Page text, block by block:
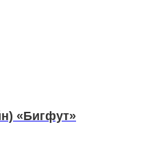
«Бигфут»